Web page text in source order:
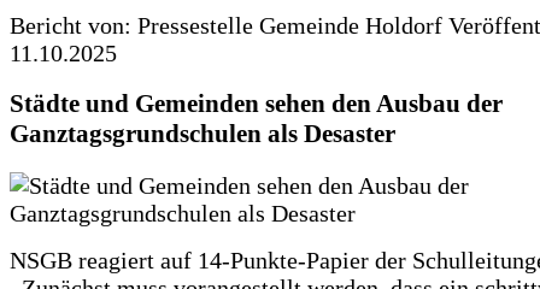
Bericht von: Pressestelle Gemeinde Holdorf
11.10.2025
Städte und Gemeinden sehen den Ausbau der
Ganztagsgrundschulen als Desaster
NSGB reagiert auf 14-Punkte-Papier der